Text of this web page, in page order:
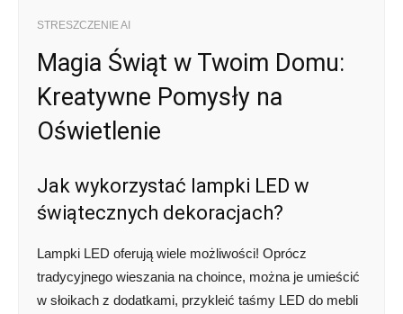
STRESZCZENIE AI
Magia Świąt w Twoim Domu:
Kreatywne Pomysły na
Oświetlenie
Jak wykorzystać lampki LED w
świątecznych dekoracjach?
Lampki LED oferują wiele możliwości! Oprócz
tradycyjnego wieszania na choince, można je umieścić
w słoikach z dodatkami, przykleić taśmy LED do mebli